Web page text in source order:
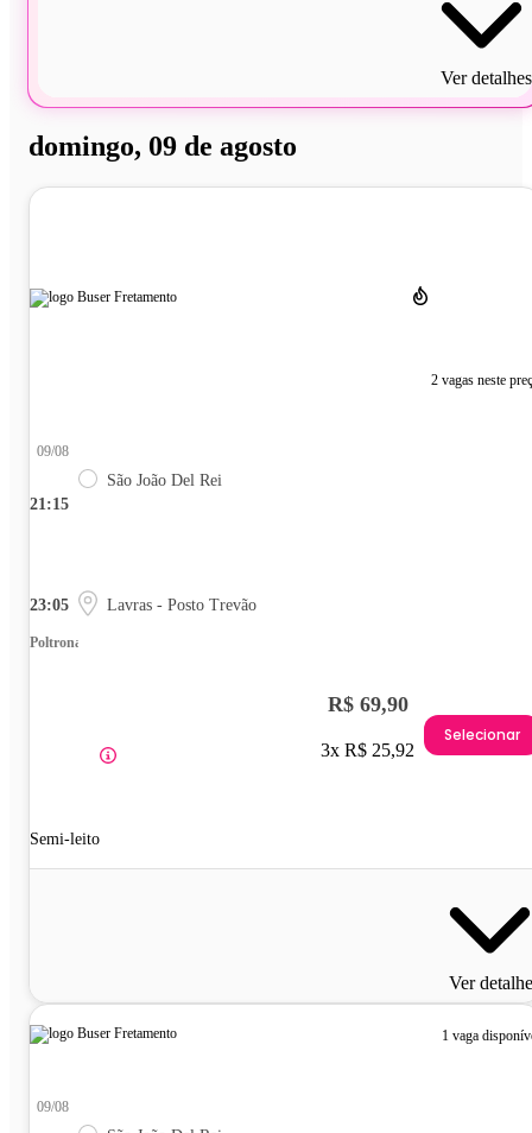
Ver detalhes
domingo, 09 de agosto
2 vagas neste
21:15
09/08
São João Del Rei
23:05 Lavras - Posto Trevão
Poltrona
Semi-leito
R$ 69,90
3x R$ 25,92
Selecionar
Ver
1 vaga
09/08